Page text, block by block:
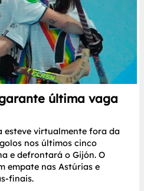
última vaga
esteve virtualmente fora da
nos últimos cinco
e defrontará o Gijón. O
empate nas Astúrias e
finais.